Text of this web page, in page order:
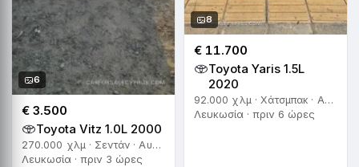
6
€ 3.500
Toyota Vitz 1.0L 2000
270.000 χλμ · Σεντάν · Αυτόματο
Λευκωσία · πριν 3 ώρες
8
€ 11.700
Toyota Yaris 1.5L
2020
92.000 χλμ · Χάτσμπακ · Αυτόματο
Λευκωσία · πριν 6 ώρες